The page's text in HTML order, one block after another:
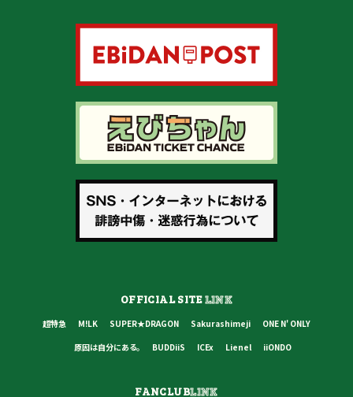
OFFICIAL SITELINK
超特急 M!LK SUPER★DRAGON Sakurashimeji
ONE N' ONLY
原因は自分にある。
BUDDiiS ICEx Lienel iiONDO
FANCLUBLINK